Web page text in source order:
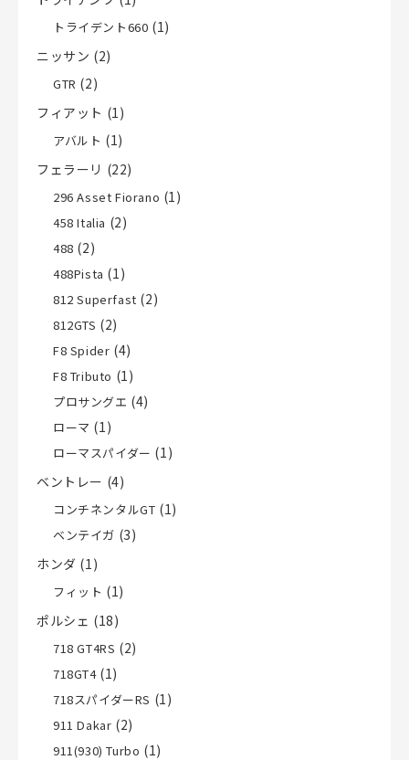
トライデント660 (1)
ニッサン (2)
GTR (2)
フィアット (1)
アバルト (1)
フェラーリ (22)
296 Asset Fiorano (1)
458 Italia (2)
488 (2)
488Pista (1)
812 Superfast (2)
812GTS (2)
F8 Spider (4)
F8 Tributo (1)
プロサングエ (4)
ローマ (1)
ローマスパイダー (1)
ベントレー (4)
コンチネンタルGT (1)
ベンテイガ (3)
ホンダ (1)
フィット (1)
ポルシェ (18)
718 GT4RS (2)
718GT4(1)
718スパイダーRS (1)
911 Dakar (2)
911(930) Turbo (1)